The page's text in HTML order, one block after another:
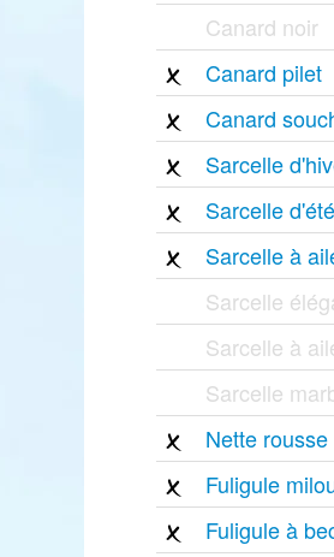
Canard noir
Canard pilet
Canard
Sarcelle
Sarcelle d'été
Sarcelle à
Sarcelle
Sarcelle à
Sarcelle
Nette rousse
Fuligule
Fuligule à